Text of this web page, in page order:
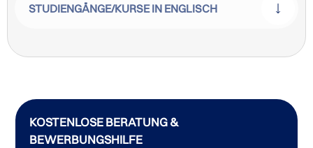
STUDIENGÄNGE/KURSE IN ENGLISCH
Sommerkurse der BI Norwegian Business School
KOSTENLOSE BERATUNG &
BEWERBUNGSHILFE